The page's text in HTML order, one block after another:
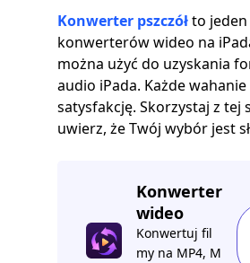
Konwerter pszczółto jeden
konwerterów wideo na
można użyć do uzyskania
audio iPada. Każde
satysfakcję. Skorzystaj z tej
uwierz, że Twój wybór jest
Konwerter
wideo
Konwertuj fil
my na MP4, M